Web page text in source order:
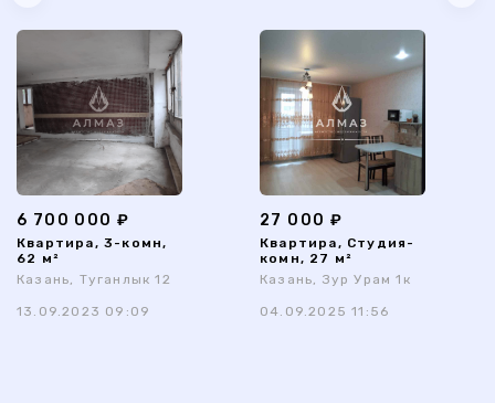
6 700 000 ₽
Квартира, 3-комн,
62 м²
Казань, Туганлык 12
13.09.2023 09:09
27 000 ₽
Квартира, Студия-
комн, 27 м²
Казань, Зур Урам 1к
04.09.2025 11:56